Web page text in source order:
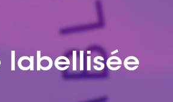
labellisée